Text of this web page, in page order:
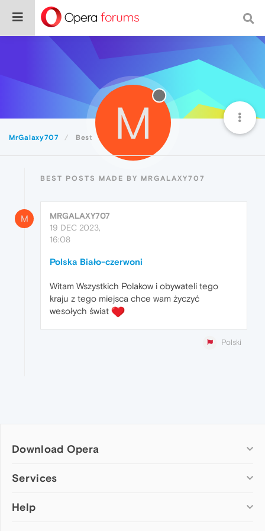
MrGalaxy707 Best M
BEST POSTS MADE BY MRGALAXY707
M
MRGALAXY707
19 DEC 2023,
16:08
Polska Biało-czerwoni
Witam Wszystkich Polakow i obywateli tego
kraju z tego miejsca chce wam życzyć
wesołych świat
Polski
Download Opera
Computer browsers
Opera for Mac
Services
Add-ons
Help